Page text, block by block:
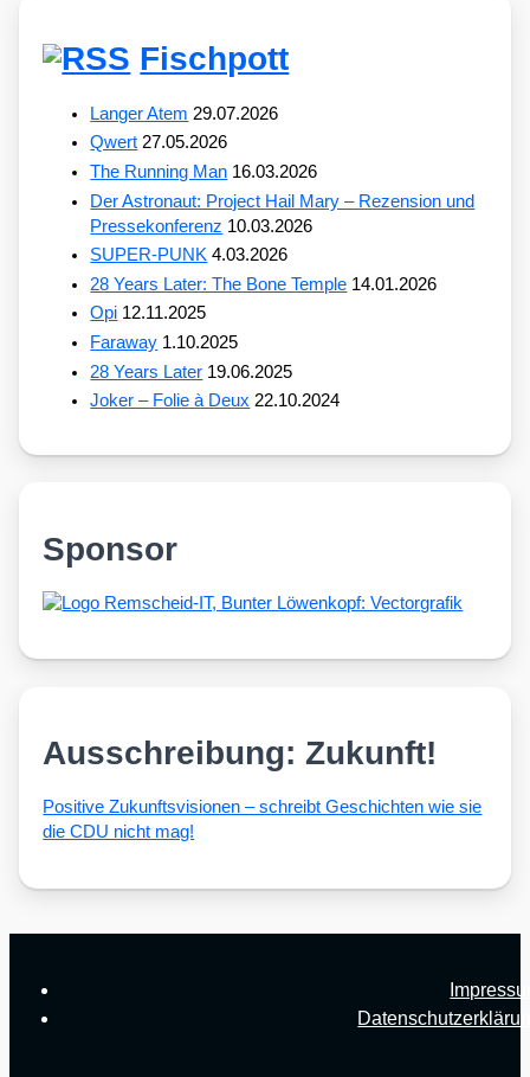
Fischpott
Langer Atem 29.07.2026
Qwert 27.05.2026
The Running Man 16.03.2026
Der Astronaut: Project Hail Mary – Rezension und
Pressekonferenz 10.03.2026
SUPER-PUNK 4.03.2026
28 Years Later: The Bone Temple 14.01.2026
Opi 12.11.2025
Faraway 1.10.2025
28 Years Later 19.06.2025
Joker – Folie à Deux 22.10.2024
Sponsor
Ausschreibung: Zukunft!
Posi­ti­ve Zukunfts­vi­sio­nen – schreibt Geschich­ten wie sie
die CDU nicht mag!